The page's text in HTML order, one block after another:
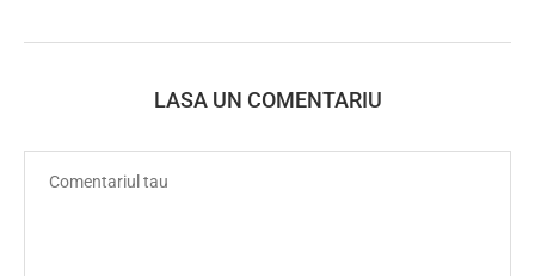
LASA UN COMENTARIU